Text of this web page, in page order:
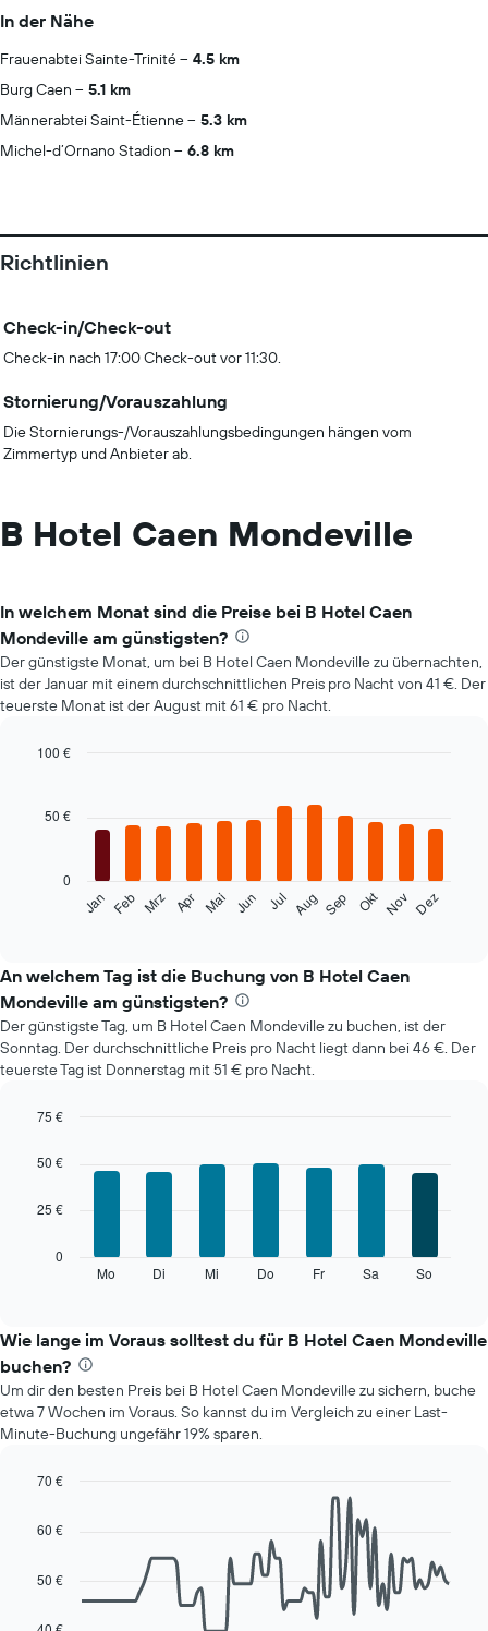
In der Nähe
Frauenabtei Sainte-Trinité
4.5 km
Burg Caen
5.1 km
Männerabtei Saint-Étienne
5.3 km
Michel-d’Ornano Stadion
6.8 km
Richtlinien
Check-in/Check-out
Check-in nach 17:00 Check-out vor 11:30.
Stornierung/Vorauszahlung
Die Stornierungs-/Vorauszahlungsbedingungen hängen vom
Zimmertyp und Anbieter ab.
B Hotel Caen Mondeville
In welchem Monat sind die Preise bei B Hotel Caen
Mondeville am günstigsten?
Der günstigste Monat, um bei B Hotel Caen Mondeville zu übernachten,
ist der Januar mit einem durchschnittlichen Preis pro Nacht von 41 €. Der
teuerste Monat ist der August mit 61 € pro Nacht.
with
folgende
den
durchschnittlichen
Zimmerpreis
im
jeweiligen
Monat
Das
hat
Achse,
Diagramm
hat
1
Y-
Achse,
durchschnittlichen
anzeigt.
Jan Feb Mrz Apr Mai Jun Jul Aug Sep Okt Nov Dez
0
50 €
100 €
An welchem Tag ist die Buchung von B Hotel Caen
Mondeville am günstigsten?
Der günstigste Tag, um B Hotel Caen Mondeville zu buchen, ist der
Sonntag. Der durchschnittliche Preis pro Nacht liegt dann bei 46 €. Der
teuerste Tag ist Donnerstag mit 51 € pro Nacht.
chart
bars.
den
durchschnittlichen
Preis
eines
Zimmers
für
jeweiligen
Das
Diagramm
Achse,
graphic.
Mo Di Mi Do Fr Sa So
0
25 €
50 €
75 €
Wie lange im Voraus solltest du für B Hotel Caen Mondeville
buchen?
Um dir den besten Preis bei B Hotel Caen Mondeville zu sichern, buche
etwa 7 Wochen im Voraus. So kannst du im Vergleich zu einer Last-
Minute-Buchung ungefähr 19% sparen.
with
data
points.
50 €
60 €
70 €